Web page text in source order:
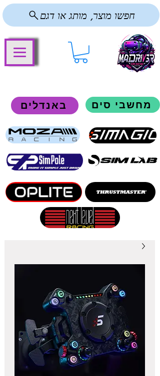
מחשבי סים באנדלים
חפשו מוצר, מותג או דגם